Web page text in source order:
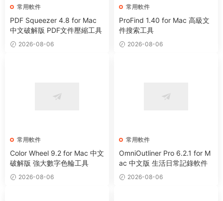
常用軟件
PDF Squeezer 4.8 for Mac
中文破解版 PDF文件壓縮工具
2026-08-06
常用軟件
ProFind 1.40 for Mac 高級文
件搜索工具
2026-08-06
常用軟件
Color Wheel 9.2 for Mac 中文
破解版 強大數字色輪工具
2026-08-06
常用軟件
OmniOutliner Pro 6.2.1 for M
ac 中文版 生活日常記錄軟件
2026-08-06